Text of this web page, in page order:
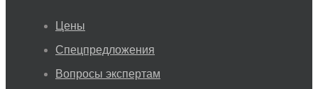
Цены
Спецпредложения
Вопросы экспертам